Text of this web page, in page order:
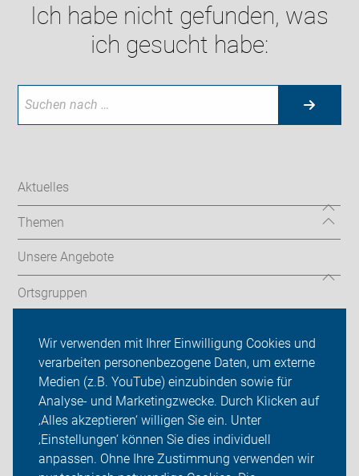
Wir verwenden mit Ihrer Einwilligung Cookies und
verarbeiten personenbezogene Daten, um externe
Medien (z.B. YouTube) einzubinden sowie für
Analyse- und Marketingzwecke. Durch Klicken auf
‚Alles akzeptieren‘ willigen Sie ein. Unter
‚Einstellungen‘ können Sie dies individuell
anpassen. Ohne Ihre Zustimmung verwenden wir
Ich habe nicht gefunden, was
ich gesucht habe:
Aktuelles
Themen
Unsere Angebote
Ortsgruppen
Willkommen - Neu bei uns?
Über uns
Sei dabei
Login